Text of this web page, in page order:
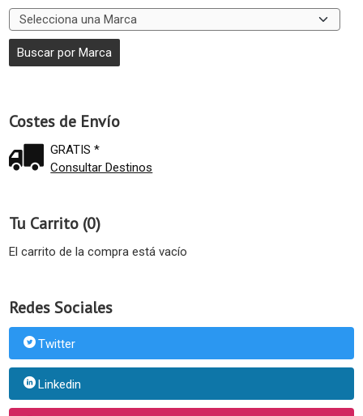
Costes de Envío
GRATIS *
Consultar Destinos
Tu Carrito (0)
El carrito de la compra está vacío
Redes Sociales
Twitter
Linkedin